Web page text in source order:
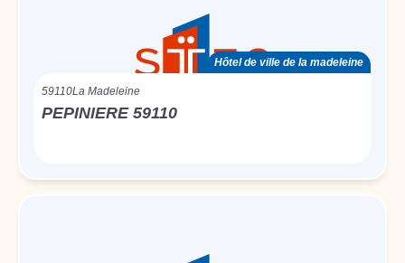
Hôtel de ville de la madeleine
59110La Madeleine
PEPINIERE 59110